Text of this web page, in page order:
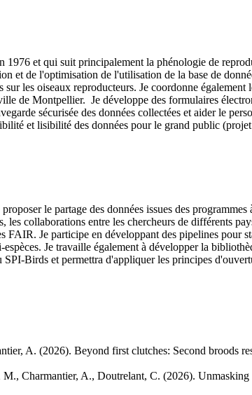
et qui suit principalement la phénologie de
et de l'optimisation de l'utilisation de la base de
sur les oiseaux reproducteurs. Je coordonne
de Montpellier. Je développe des formulaires
sécurisée des données collectées et aider le
et lisibilité des données pour le grand public
le partage des données issues des
les collaborations entre les chercheurs de différents
FAIR. Je participe en développant des pipelines
Je travaille également à développer la
SPI-Birds et permettra d'appliquer les principes
A. (2026). Beyond first clutches: Second broods
M., Charmantier, A., Doutrelant, C. (2026).